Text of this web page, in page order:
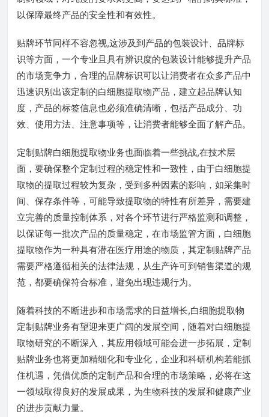
以保障最终产品的安全性和有效性。
贴牌环节同样不容忽视,这涉及到产品的包装设计、品牌标
识等方面，一个专业且具有辨识度的包装设计能够提升产品
的市场竞争力，合理的品牌标识可以让消费者在众多产品中
迅速识别出该定制的白细胞提取物产品，建立起品牌认知
度，产品的标签信息也必须准确清晰，包括产品成分、功
效、使用方法、注意事项等，让消费者能够全面了解产品。
定制贴牌白细胞提取物业务也面临着一些挑战,在技术层
面，要确保整个定制过程的稳定性和一致性，由于白细胞提
取物的提取过程较为复杂，受到多种因素的影响，如采集时
间、保存条件等，可能导致提取物的特性有所差异，需要建
立完善的质量控制体系，对各个环节进行严格监测和调整，
以保证每一批次产品的质量稳定，在市场监管方面，白细胞
提取物作为一种具有潜在医疗用途的物质，其定制贴牌产品
需要严格遵循相关的法律法规，从生产许可到销售渠道的规
范，都要确保符合标准，避免出现违规行为。
随着科技的不断进步和市场需求的日益增长,白细胞提取物
定制贴牌业务有望迎来更广阔的发展空间，随着对白细胞提
取物研究的不断深入，其应用领域可能会进一步拓展，定制
贴牌业务也将更加精细化和专业化，企业和科研机构若能抓
住机遇，凭借优质的定制产品和合理的市场策略，必将在这
一领域取得良好的发展成果，为生物科技的发展和健康产业
的进步贡献力量。